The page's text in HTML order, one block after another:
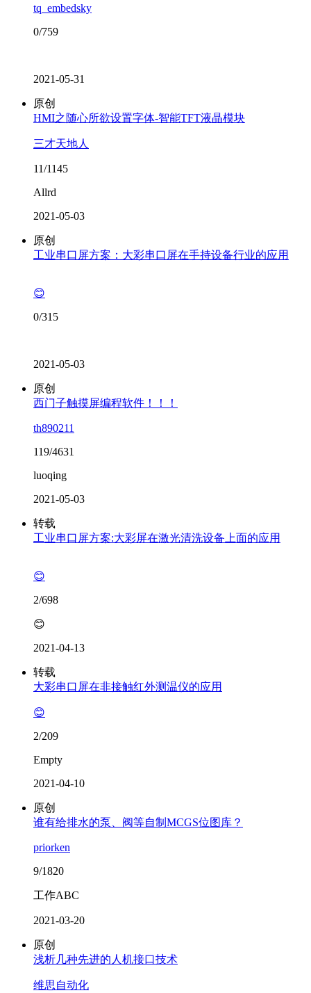
tq_embedsky
0/759
2021-05-31
原创
HMI之随心所欲设置字体-智能TFT液晶模块
三才天地人
11/1145
Allrd
2021-05-03
原创
工业串口屏方案：大彩串口屏在手持设备行业的应用
😊
0/315
2021-05-03
原创
西门子触摸屏编程软件！！！
th890211
119/4631
luoqing
2021-05-03
转载
工业串口屏方案:大彩屏在激光清洗设备上面的应用
😊
2/698
😊
2021-04-13
转载
大彩串口屏在非接触红外测温仪的应用
😊
2/209
Empty
2021-04-10
原创
谁有给排水的泵、阀等自制MCGS位图库？
priorken
9/1820
工作ABC
2021-03-20
原创
浅析几种先进的人机接口技术
维思自动化